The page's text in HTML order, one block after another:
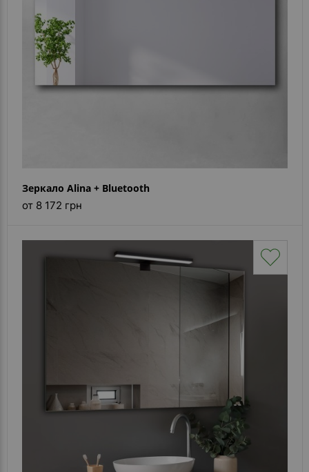
Зеркало Alina + Bluetooth
от 8 172 грн